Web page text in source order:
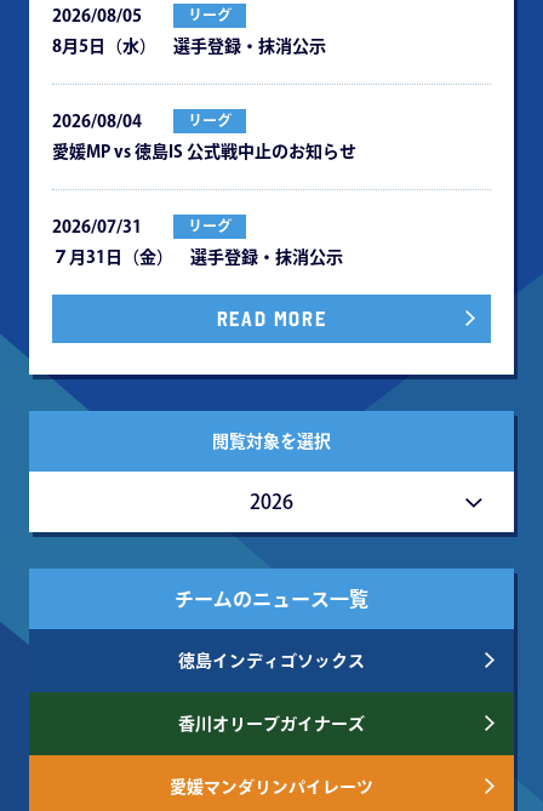
2026/08/05 リーグ
8月5日（水） 選手登録・抹消公示
2026/08/04 リーグ
愛媛MP vs 徳島IS 公式戦中⽌のお知らせ
2026/07/31 リーグ
７月31日（金） 選手登録・抹消公示
READ MORE
閲覧対象を選択
2026
チームのニュース一覧
徳島インディゴソックス
香川オリーブガイナーズ
愛媛マンダリンパイレーツ